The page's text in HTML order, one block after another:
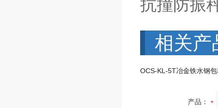
抗撞防振
相关产
产品：